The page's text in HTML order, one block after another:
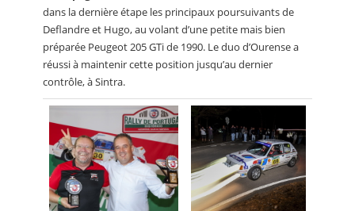
dans la dernière étape les principaux poursuivants de
Deflandre et Hugo, au volant d’une petite mais bien
préparée Peugeot 205 GTi de 1990. Le duo d’Ourense a
réussi à maintenir cette position jusqu’au dernier
contrôle, à Sintra.